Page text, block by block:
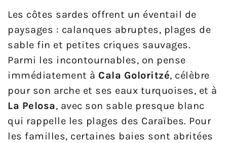
Les côtes sardes offrent un éventail de
paysages : calanques abruptes, plages de
sable fin et petites criques sauvages.
Parmi les incontournables, on pense
immédiatement à Cala Goloritzé, célèbre
pour son arche et ses eaux turquoises, et à
La Pelosa, avec son sable presque blanc
qui rappelle les plages des Caraïbes. Pour
les familles, certaines baies sont abritées